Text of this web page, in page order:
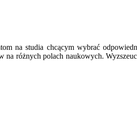
na studia chcącym wybrać
na różnych polach naukowych.